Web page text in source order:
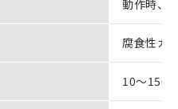
動作時、
腐食性ガ
10～